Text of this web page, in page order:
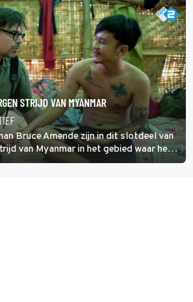
STRIJD VAN MYANMAR
Bruce Amende zijn in dit slotdeel van
van Myanmar in het gebied waar het
zwaait. De rebellenleider zet zich